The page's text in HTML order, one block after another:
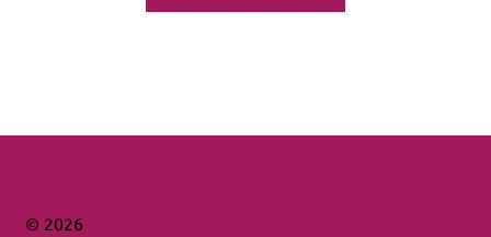
© 2026